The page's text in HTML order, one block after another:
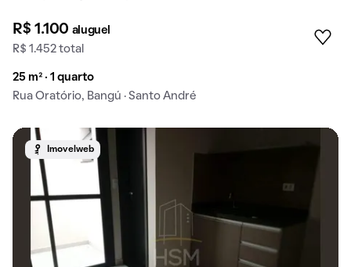
R$ 1.100 aluguel
R$ 1.452 total
25 m² · 1 quarto
Rua Oratório, Bangú · Santo André
Imovelweb